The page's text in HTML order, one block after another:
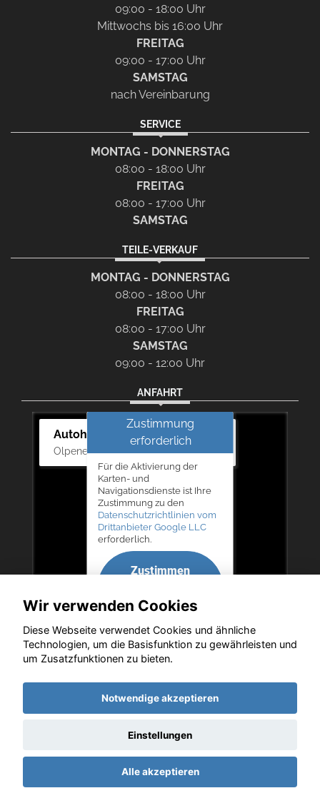
09:00 - 18:00 Uhr
Mittwochs bis 16:00 Uhr
FREITAG
09:00 - 17:00 Uhr
SAMSTAG
nach Vereinbarung
SERVICE
MONTAG - DONNERSTAG
08:00 - 18:00 Uhr
FREITAG
08:00 - 17:00 Uhr
SAMSTAG
TEILE-VERKAUF
MONTAG - DONNERSTAG
08:00 - 18:00 Uhr
FREITAG
08:00 - 17:00 Uhr
SAMSTAG
09:00 - 12:00 Uhr
ANFAHRT
Autohaus Bernd Lurz KG
Olpener Str. 31, 51766 Engelskirchen
Zustimmung
erforderlich
Für die Aktivierung der
Karten- und
Navigationsdienste ist Ihre
Zustimmung zu den
Datenschutzrichtlinien vom
Drittanbieter Google LLC
erforderlich.
Zustimmen
aktivieren
Copyright © 2026. Autohaus Bernd Lurz KG
Datenschutz Impressum AGB
Wir verwenden Cookies
Diese Webseite verwendet Cookies und ähnliche
Technologien, um die Basisfunktion zu gewährleisten und
um Zusatzfunktionen zu bieten.
Notwendige akzeptieren
Einstellungen
Alle akzeptieren